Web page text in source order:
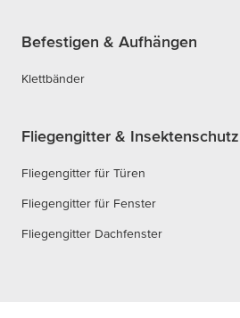
Befestigen & Aufhängen
Klettbänder
Fliegengitter & Insektenschutz
Fliegengitter für Türen
Fliegengitter für Fenster
Fliegengitter Dachfenster